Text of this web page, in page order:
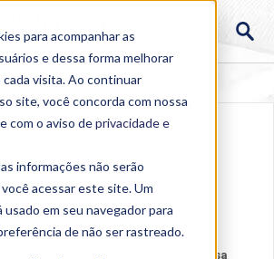
para acompanhar as
e dessa forma melhorar
cada visita. Ao continuar
site, você concorda com nossa
e com o aviso deprivacidade e
informações não serão
acessar este site. Um
em seu navegador para
de não ser rastreado.
Pesquisa